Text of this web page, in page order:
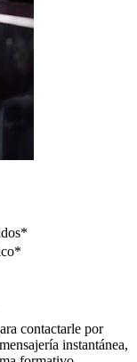
contactarle por
instantánea,